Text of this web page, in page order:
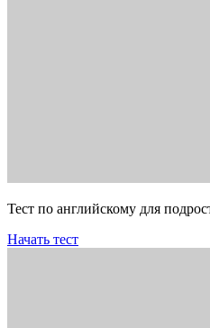
Тест по английскому для
Начать тест